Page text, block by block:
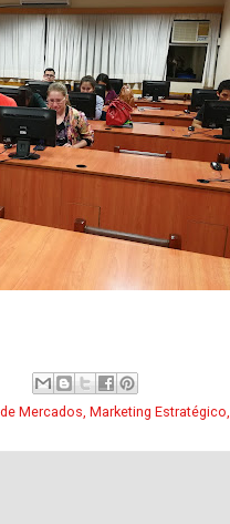
Mercados, Marketing Estratégico,